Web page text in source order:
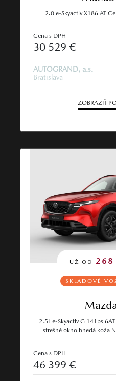
2.0 e-Skyactiv X186 AT
Cena s DPH
30 529 €
AUTOGRAND, a.s.
Bratislava
ZOBRAZIŤ
UŽ OD 268
SKLADOVÉ
2.5L e-Skyactiv G 141ps
strešné okno hnedá koža
Cena s DPH
46 399 €